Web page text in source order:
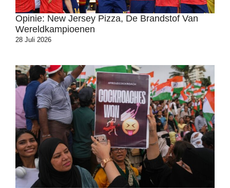
Opinie: New Jersey Pizza, De Brandstof Van
Wereldkampioenen
28 Juli 2026